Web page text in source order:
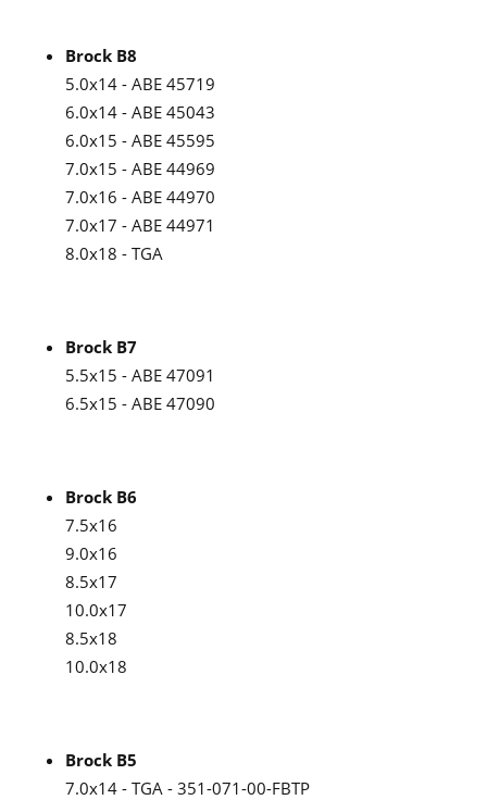
Brock B8
5.0x14 - ABE 45719
6.0x14 - ABE 45043
6.0x15 - ABE 45595
7.0x15 - ABE 44969
7.0x16 - ABE 44970
7.0x17 - ABE 44971
8.0x18 - TGA
Brock B7
5.5x15 - ABE 47091
6.5x15 - ABE 47090
Brock B6
7.5x16
9.0x16
8.5x17
10.0x17
8.5x18
10.0x18
Brock B5
7.0x14 - TGA - 351-071-00-FBTP